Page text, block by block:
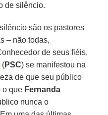
de silêncio.
são os pastores
– não todas,
de seus fiéis,
(PSC) se manifestou na
de que seu público
o que Fernanda
nunca o